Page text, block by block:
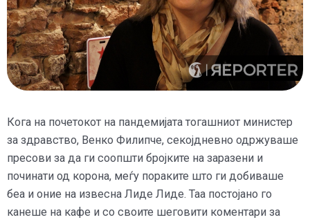
Кога на почетокот на пандемијата тогашниот министер
за здравство, Венко Филипче, секојдневно одржуваше
пресови за да ги соопшти бројките на заразени и
починати од корона, меѓу пораките што ги добиваше
беа и оние на извесна Лиде Лиде. Таа постојано го
канеше на кафе и со своите шеговити коментари за